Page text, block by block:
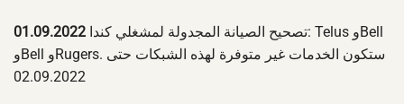
01.09.2022
وBell وRugers. ستكون الخدمات غير متوفرة لهذه الشبكات حتى
02.09.2022